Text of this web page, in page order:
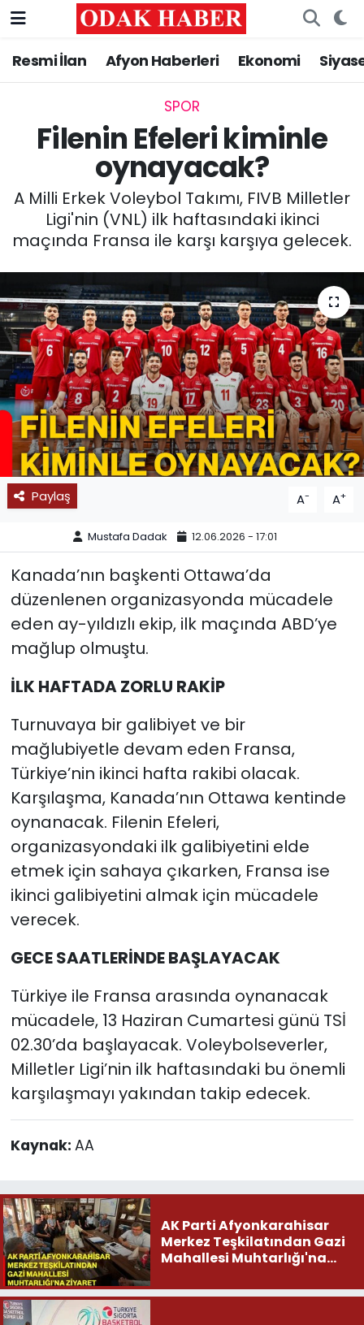
Resmi İlan Afyon Haberleri Ekonomi
SPOR
Filenin Efeleri kiminle
oynayacak?
A Milli Erkek Voleybol Takımı, FIVB Milletler
Ligi'nin (VNL) ilk haftasındaki ikinci
maçında Fransa ile karşı karşıya gelecek.
Paylaş A- A+
Mustafa Dadak 12.06.2026 - 17:01
Kanada’nın başkenti Ottawa’da
düzenlenen organizasyonda mücadele
eden ay-yıldızlı ekip, ilk maçında ABD’ye
mağlup olmuştu.
İLK HAFTADA ZORLU RAKİP
Turnuvaya bir galibiyet ve bir
mağlubiyetle devam eden Fransa,
Türkiye’nin ikinci hafta rakibi olacak.
Karşılaşma, Kanada’nın Ottawa kentinde
oynanacak. Filenin Efeleri,
organizasyondaki ilk galibiyetini elde
etmek için sahaya çıkarken, Fransa ise
ikinci galibiyetini almak için mücadele
verecek.
GECE SAATLERİNDE BAŞLAYACAK
Türkiye ile Fransa arasında oynanacak
mücadele, 13 Haziran Cumartesi günü TSİ
02.30’da başlayacak. Voleybolseverler,
Milletler Ligi’nin ilk haftasındaki bu önemli
karşılaşmayı yakından takip edecek.
Kaynak: AA
AK Parti Afyonkarahisar
Merkez Teşkilatından Gazi
Mahallesi Muhtarlığı'na
AFYONKARAHİSAR HABERLERİ
ASAYİŞ
SİYASET
EĞİTİM
MAGAZİN
SAĞLIK
SPOR
11:11 MANŞET
Nöbetçi Eczaneler
Trafik Durumu
Süper Lig Puan Durumu ve Fikstür
Tüm Manşetler
Son Dakika Haberleri
Haber Arşivi